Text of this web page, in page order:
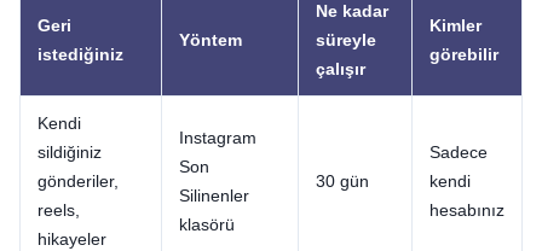
Geri
istediğiniz
Yöntem
Ne kadar
süreyle
çalışır
Kimler
görebilir
Kendi
sildiğiniz
gönderiler,
reels,
hikayeler
Instagram
Son
Silinenler
klasörü
30 gün
Sadece
kendi
hesabınız